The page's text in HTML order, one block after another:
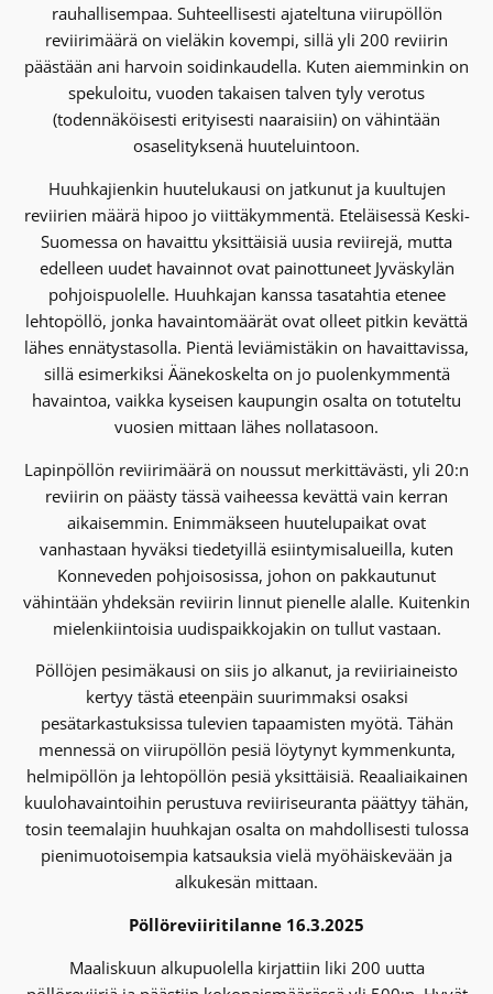
rauhallisempaa. Suhteellisesti ajateltuna viirupöllön
reviirimäärä on vieläkin kovempi, sillä yli 200 reviirin
päästään ani harvoin soidinkaudella. Kuten aiemminkin on
spekuloitu, vuoden takaisen talven tyly verotus
(todennäköisesti erityisesti naaraisiin) on vähintään
osaselityksenä huuteluintoon.
Huuhkajienkin huutelukausi on jatkunut ja kuultujen
reviirien määrä hipoo jo viittäkymmentä. Eteläisessä Keski-
Suomessa on havaittu yksittäisiä uusia reviirejä, mutta
edelleen uudet havainnot ovat painottuneet Jyväskylän
pohjoispuolelle. Huuhkajan kanssa tasatahtia etenee
lehtopöllö, jonka havaintomäärät ovat olleet pitkin kevättä
lähes ennätystasolla. Pientä leviämistäkin on havaittavissa,
sillä esimerkiksi Äänekoskelta on jo puolenkymmentä
havaintoa, vaikka kyseisen kaupungin osalta on totuteltu
vuosien mittaan lähes nollatasoon.
Lapinpöllön reviirimäärä on noussut merkittävästi, yli 20:n
reviirin on päästy tässä vaiheessa kevättä vain kerran
aikaisemmin. Enimmäkseen huutelupaikat ovat
vanhastaan hyväksi tiedetyillä esiintymisalueilla, kuten
Konneveden pohjoisosissa, johon on pakkautunut
vähintään yhdeksän reviirin linnut pienelle alalle. Kuitenkin
mielenkiintoisia uudispaikkojakin on tullut vastaan.
Pöllöjen pesimäkausi on siis jo alkanut, ja reviiriaineisto
kertyy tästä eteenpäin suurimmaksi osaksi
pesätarkastuksissa tulevien tapaamisten myötä. Tähän
mennessä on viirupöllön pesiä löytynyt kymmenkunta,
helmipöllön ja lehtopöllön pesiä yksittäisiä. Reaaliaikainen
kuulohavaintoihin perustuva reviiriseuranta päättyy tähän,
tosin teemalajin huuhkajan osalta on mahdollisesti tulossa
pienimuotoisempia katsauksia vielä myöhäiskevään ja
alkukesän mittaan.
Pöllöreviiritilanne 16.3.2025
Maaliskuun alkupuolella kirjattiin liki 200 uutta